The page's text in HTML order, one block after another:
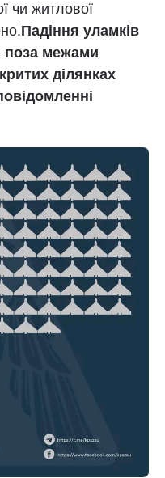
чи житлової
Падіння уламків
поза межами
ділянках